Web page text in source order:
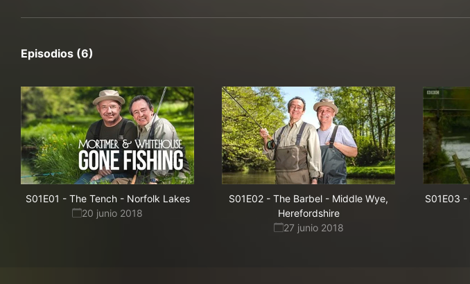
Episodios (6)
S01E01 - The Tench - Norfolk Lakes
20 junio 2018
S01E02 - The Barbel - Middle Wye,
Herefordshire
27 junio 2018
S01E03 -